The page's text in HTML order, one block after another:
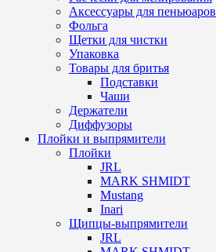
Аксессуары для пеньюаров
Фольга
Щетки для чистки
Упаковка
Товары для бритья
Подставки
Чаши
Держатели
Диффузоры
Плойки и выпрямители
Плойки
JRL
MARK SHMIDT
Mustang
Inari
Щипцы-выпрямители
JRL